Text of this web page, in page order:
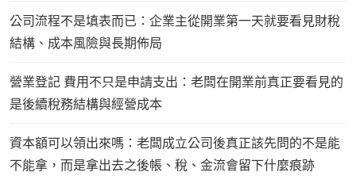
公司流程不是填表而已：企業主從開業第一天就要看見財稅
結構、成本風險與長期佈局
營業登記 費用不只是申請支出：老闆在開業前真正要看見的
是後續稅務結構與經營成本
資本額可以領出來嗎：老闆成立公司後真正該先問的不是能
不能拿，而是拿出去之後帳、稅、金流會留下什麼痕跡